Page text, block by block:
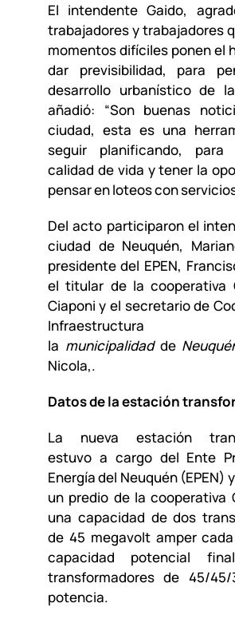
El intendente Gaido,
trabajadores y trabajadores
momentos difíciles ponen el
dar previsibilidad, para
desarrollo urbanístico de
añadió: “Son buenas
ciudad, esta es una
seguir planificando, para
calidad de vida y tener la
pensar en loteos con
Del acto participaron el
ciudad de Neuquén,
presidente del EPEN,
el titular de la cooperativa
Ciaponi y el secretario de
la municipalidadde
Nicola,.
Datos de la estación
La nueva estación
estuvo a cargo del Ente
Energía del Neuquén (EPEN)
un predio de la cooperativa
una capacidad de dos
de 45 megavolt amper
capacidad potencial
transformadores de 45/
potencia.